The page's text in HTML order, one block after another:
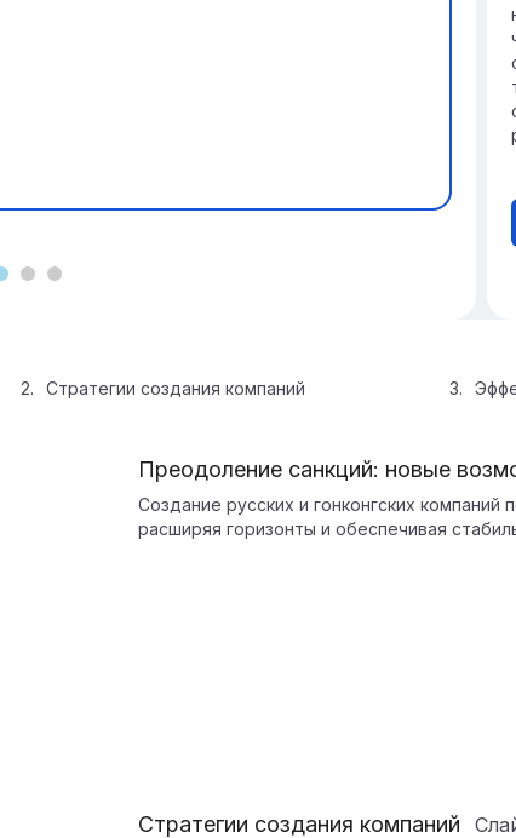
Стратегии создания компаний
Преодоление санкций: новые
Создание русских и гонконгских компаний
расширяя горизонты и обеспечивая
Стратегии создания компаний